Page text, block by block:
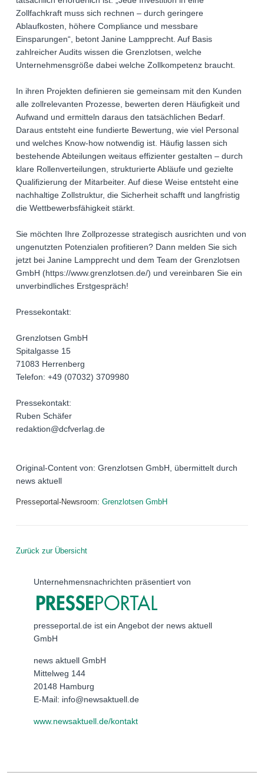
Zollfachkraft muss sich rechnen – durch geringere
Ablaufkosten, höhere Compliance und messbare
Einsparungen“, betont Janine Lampprecht. Auf Basis
zahlreicher Audits wissen die Grenzlotsen, welche
Unternehmensgröße dabei welche Zollkompetenz braucht.
In ihren Projekten definieren sie gemeinsam mit den Kunden
alle zollrelevanten Prozesse, bewerten deren Häufigkeit und
Aufwand und ermitteln daraus den tatsächlichen Bedarf.
Daraus entsteht eine fundierte Bewertung, wie viel Personal
und welches Know-how notwendig ist. Häufig lassen sich
bestehende Abteilungen weitaus effizienter gestalten – durch
klare Rollenverteilungen, strukturierte Abläufe und gezielte
Qualifizierung der Mitarbeiter. Auf diese Weise entsteht eine
nachhaltige Zollstruktur, die Sicherheit schafft und langfristig
die Wettbewerbsfähigkeit stärkt.
Sie möchten Ihre Zollprozesse strategisch ausrichten und von
ungenutzten Potenzialen profitieren? Dann melden Sie sich
jetzt bei Janine Lampprecht und dem Team der Grenzlotsen
GmbH (https://www.grenzlotsen.de/) und vereinbaren Sie ein
unverbindliches Erstgespräch!
Pressekontakt:
Grenzlotsen GmbH
Spitalgasse 15
71083 Herrenberg
Telefon: +49 (07032) 3709980
Pressekontakt:
Ruben Schäfer
redaktion@dcfverlag.de
Original-Content von: Grenzlotsen GmbH, übermittelt durch
news aktuell
Presseportal-Newsroom: Grenzlotsen GmbH
Zurück zur Übersicht
Unternehmensnachrichten präsentiert von
presseportal.de ist ein Angebot der news aktuell
GmbH
news aktuell GmbH
Mittelweg 144
20148 Hamburg
E-Mail: info@newsaktuell.de
www.newsaktuell.de/kontakt